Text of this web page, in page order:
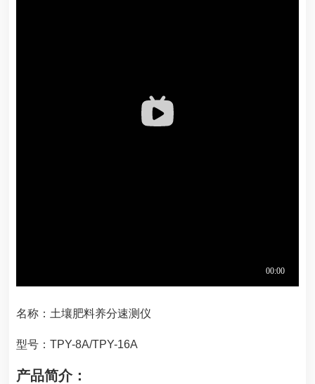
名称： 土壤肥料养分速测仪
型号：TPY-8A/TPY-16A
产品简介：